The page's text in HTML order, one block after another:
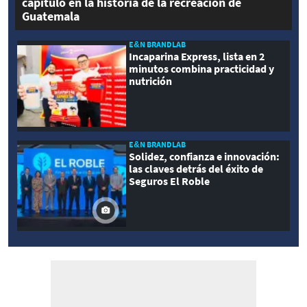
Guatemala
E&N BRANDLAB
Incaparina Express, lista en 2
minutos combina practicidad y
nutrición
E&N BRANDLAB
Solidez, confianza e innovación:
las claves detrás del éxito de
Seguros El Roble